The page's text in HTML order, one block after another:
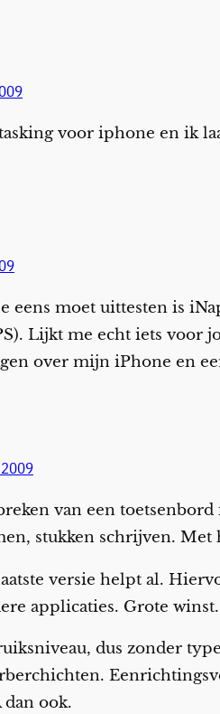
voor iphone en ik
eens moet uittesten is
Lijkt me echt iets voor
over mijn iPhone en
van een
stukken schrijven.
versie helpt al.
applicaties. Grote winst.
dus zonder
dan ook.